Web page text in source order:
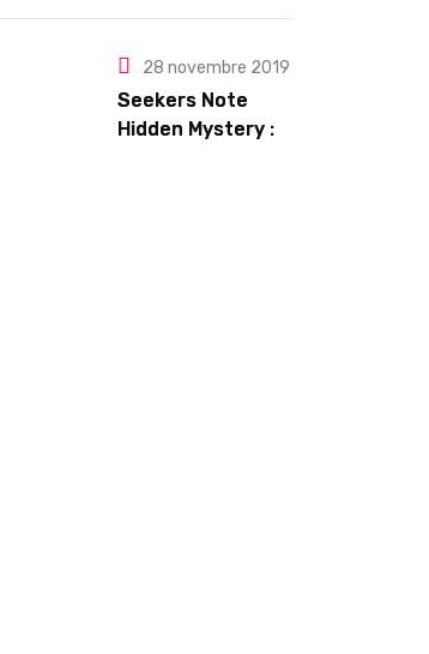
28 novembre 2019
Seekers Note
Hidden Mystery :